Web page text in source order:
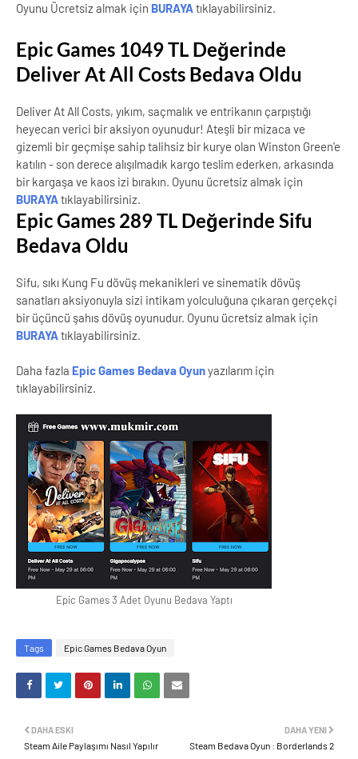
Oyunu Ücretsiz almak için BURAYAtıklayabilirsiniz.
Epic Games 1049 TL Değerinde
Deliver At All Costs Bedava Oldu
Deliver At All Costs, yıkım, saçmalık ve entrikanın çarpıştığı
heyecan verici bir aksiyon oyunudur! Ateşli bir mizaca ve
gizemli bir geçmişe sahip talihsiz bir kurye olan Winston Green'e
katılın - son derece alışılmadık kargo teslim ederken, arkasında
bir kargaşa ve kaos izi bırakın. Oyunu ücretsiz almak için
BURAYAtıklayabilirsiniz.
Epic Games 289 TL Değerinde Sifu
Bedava Oldu
Sifu, sıkı Kung Fu dövüş mekanikleri ve sinematik dövüş
sanatları aksiyonuyla sizi intikam yolculuğuna çıkaran gerçekçi
bir üçüncü şahıs dövüş oyunudur. Oyunu ücretsiz almak için
BURAYAtıklayabilirsiniz.
Daha fazla Epic Games Bedava Oyunyazılarım için
tıklayabilirsiniz.
Epic Games 3 Adet Oyunu Bedava Yaptı
Tags Epic Games Bedava Oyun
DAHA YENI
Steam Bedava Oyun : Borderlands 2
DAHA ESKI
Steam Aile Paylaşımı Nasıl Yapılır